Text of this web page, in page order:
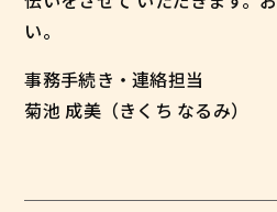
い。
事務手続き・連絡担当
菊池 成美（きくち なるみ）